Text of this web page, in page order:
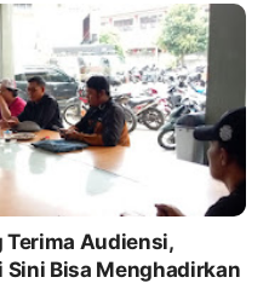
Terima Audiensi,
Sini Bisa Menghadirkan